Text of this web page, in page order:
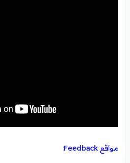
مواقع Feedback: